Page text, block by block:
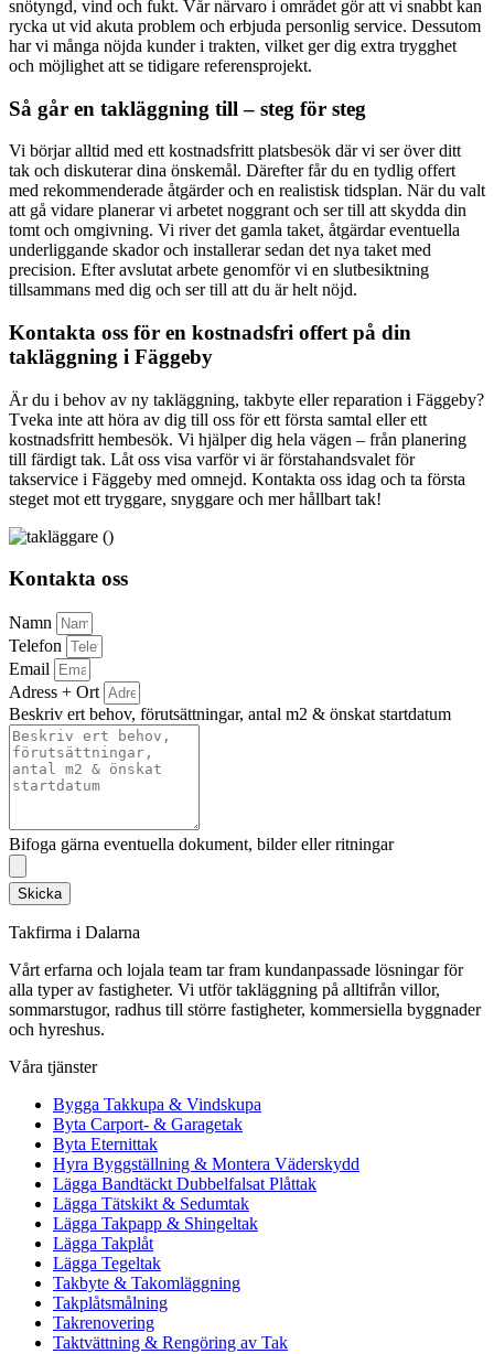
snötyngd, vind och fukt. Vår närvaro i området gör att vi snabbt kan
rycka ut vid akuta problem och erbjuda personlig service. Dessutom
har vi många nöjda kunder i trakten, vilket ger dig extra trygghet
och möjlighet att se tidigare referensprojekt.
Så går en takläggning till – steg för steg
Vi börjar alltid med ett kostnadsfritt platsbesök där vi ser över ditt
tak och diskuterar dina önskemål. Därefter får du en tydlig offert
med rekommenderade åtgärder och en realistisk tidsplan. När du valt
att gå vidare planerar vi arbetet noggrant och ser till att skydda din
tomt och omgivning. Vi river det gamla taket, åtgärdar eventuella
underliggande skador och installerar sedan det nya taket med
precision. Efter avslutat arbete genomför vi en slutbesiktning
tillsammans med dig och ser till att du är helt nöjd.
Kontakta oss för en kostnadsfri offert på din
takläggning i Fäggeby
Är du i behov av ny takläggning, takbyte eller reparation i Fäggeby?
Tveka inte att höra av dig till oss för ett första samtal eller ett
kostnadsfritt hembesök. Vi hjälper dig hela vägen – från planering
till färdigt tak. Låt oss visa varför vi är förstahandsvalet för
takservice i Fäggeby med omnejd. Kontakta oss idag och ta första
steget mot ett tryggare, snyggare och mer hållbart tak!
Kontakta oss
Namn
Telefon
Email
Adress + Ort
Beskriv ert behov, förutsättningar, antal m2 & önskat startdatum
Bifoga gärna eventuella dokument, bilder eller ritningar
Skicka
Takfirma i Dalarna
Vårt erfarna och lojala team tar fram kundanpassade lösningar för
alla typer av fastigheter. Vi utför takläggning på alltifrån villor,
sommarstugor, radhus till större fastigheter, kommersiella byggnader
och hyreshus.
Våra tjänster
Bygga Takkupa & Vindskupa
Byta Carport- & Garagetak
Byta Eternittak
Hyra Byggställning & Montera Väderskydd
Lägga Bandtäckt Dubbelfalsat Plåttak
Lägga Tätskikt & Sedumtak
Lägga Takpapp & Shingeltak
Lägga Takplåt
Lägga Tegeltak
Takbyte & Takomläggning
Takplåtsmålning
Takrenovering
Taktvättning & Rengöring av Tak